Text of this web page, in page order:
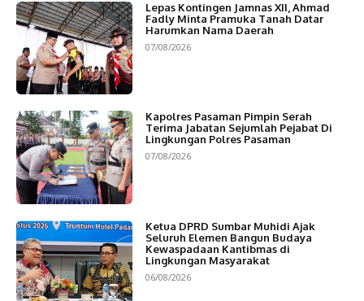
Lepas Kontingen Jamnas XII, Ahmad
Fadly Minta Pramuka Tanah Datar
Harumkan Nama Daerah
07/08/2026
Kapolres Pasaman Pimpin Serah
Terima Jabatan Sejumlah Pejabat Di
Lingkungan Polres Pasaman
07/08/2026
Ketua DPRD Sumbar Muhidi Ajak
Seluruh Elemen Bangun Budaya
Kewaspadaan Kantibmas di
Lingkungan Masyarakat
06/08/2026